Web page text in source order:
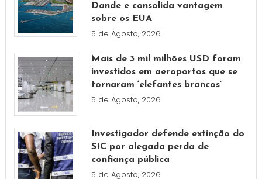
Dande e consolida vantagem
sobre os EUA
5 de Agosto, 2026
Mais de 3 mil milhões USD foram
investidos em aeroportos que se
tornaram ‘elefantes brancos’
5 de Agosto, 2026
Investigador defende extinção do
SIC por alegada perda de
confiança pública
5 de Agosto, 2026